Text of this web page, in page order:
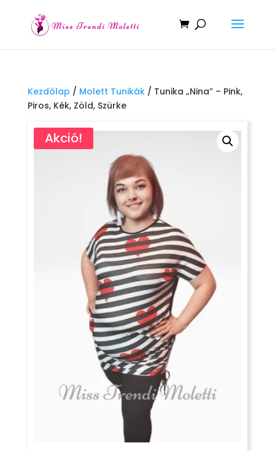
Kezdőlap / Molett Tunikák/ Tunika „Nina” – Pink,
Piros, Kék, Zöld, Szürke
Akció!